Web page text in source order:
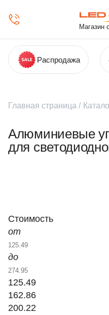
Магазин
Распродажа
Главная страница /
Алюминиевые
для
Стоимость
от
до
125.49
162.86
200.22